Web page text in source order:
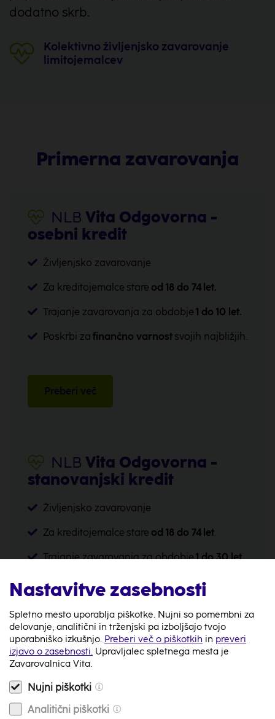
dodatno skrb.
Kolektivno življenjsko zavarovanje
limitojemalcev
Primerna zavarovanja
NLB Vita Odgovorna -
osebni kredit
Življenjsko zavarovanje
Za kreditojemalce stare od 18 do 74 let.
Trajanje zavarovanja za obdobje 1 do 10 let.
Poskrbi za finančno varnost svojih najbližjih.
Preberi več
NLB Vita Odgovorna -
stanovanjski kredit
Življenjsko zavarovanje
Za kreditojemalce stare od 18 do 74 let.
Trajanje zavarovanja za obdobje1 do 30 let.
Poskrbi za finančno varnost svojih najbližjih.
Preberi več
NLBVita Varčevanje +
Nastavitve zasebnosti
Spletno mesto uporablja piškotke. Nujni so pomembni za
delovanje, analitični in trženjski pa izboljšajo tvojo
uporabniško izkušnjo. Preberi več o piškotkih in preveri
izjavo o zasebnosti. Upravljalec spletnega mesta je
Zavarovalnica Vita.
Nujni piškotki
Analitični piškotki